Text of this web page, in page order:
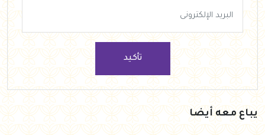
تأكيد
يباع معه أيضا